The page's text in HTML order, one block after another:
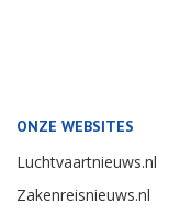
ONZE WEBSITES
Luchtvaartnieuws.nl
Zakenreisnieuws.nl